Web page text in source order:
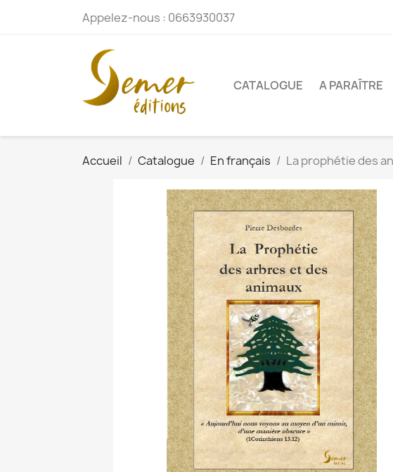
Appelez-nous : 0663930037
CATALOGUE A PARAÎTRE
Accueil Catalogue En français La prophétie des